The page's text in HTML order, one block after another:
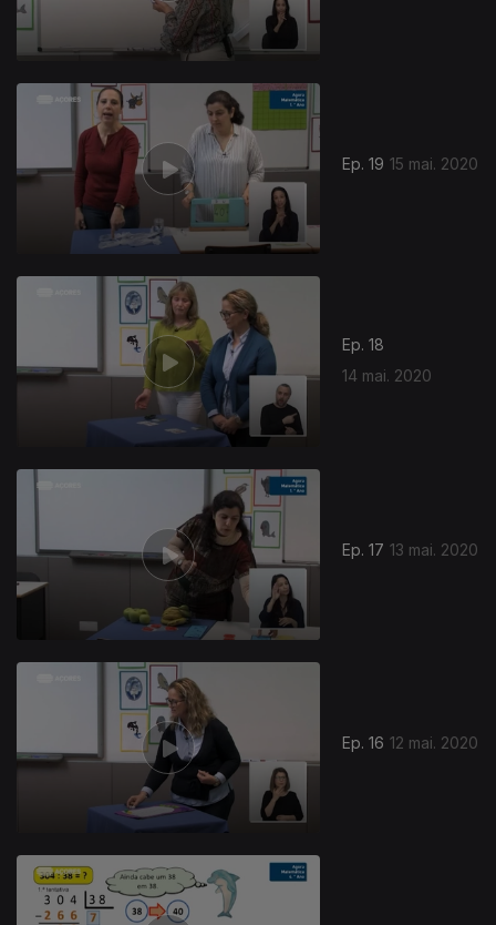
Ep. 19 15 mai. 2020
Ep. 18
14 mai. 2020
472487
Ep. 17 13 mai. 2020
Ep. 16 12 mai. 2020